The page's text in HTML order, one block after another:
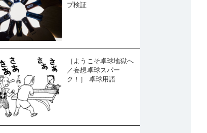
プ検証
［ようこそ卓球地獄へ
／妄想卓球スパー
ク！］ 卓球用語